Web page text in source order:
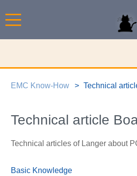
EMC Know-How Technical
Technical article
Technical articles of Langer about
Basic Knowledge